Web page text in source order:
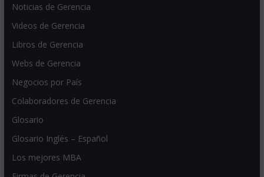
Noticias de Gerencia
Videos de Gerencia
Libros de Gerencia
Webs de Gerencia
Negocios por País
Colaboradores de Gerencia
Glosario
Glosario Inglés – Español
Los mejores MBA